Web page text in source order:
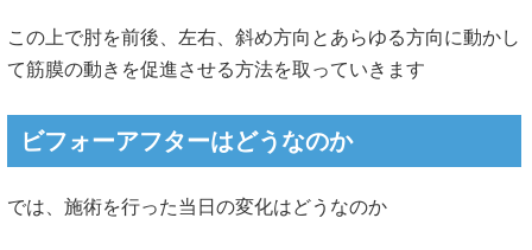
この上で肘を前後、左右、斜め方向とあらゆる方向に動かし
て筋膜の動きを促進させる方法を取っていきます
ビフォーアフターはどうなのか
では、施術を行った当日の変化はどうなのか